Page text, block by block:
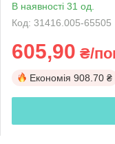
В наявності 31 од.
Код: 31416.005-65505
605,90 ₴/
Економія 908.70 ₴